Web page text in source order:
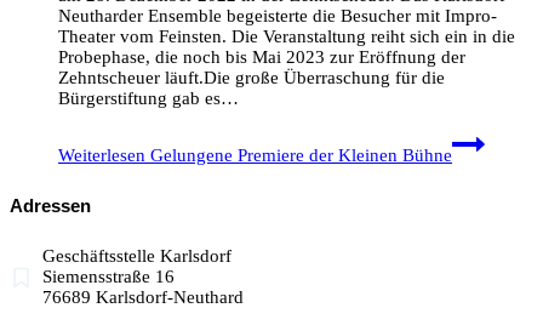
Neutharder Ensemble begeisterte die Besucher mit Impro-
Theater vom Feinsten. Die Veranstaltung reiht sich ein in die
Probephase, die noch bis Mai 2023 zur Eröffnung der
Zehntscheuer läuft.Die große Überraschung für die
Bürgerstiftung gab es…
Weiterlesen Gelungene Premiere der Kleinen Bühne
Adressen
Geschäftsstelle Karlsdorf
Siemensstraße 16
76689 Karlsdorf-Neuthard